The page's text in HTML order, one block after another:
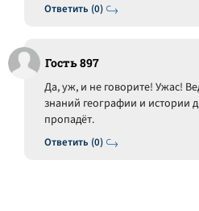
Ответить (0)
Гость 897
Ответить (0)
Да, уж, и не говорите! Ужас!
знаний географии и истории
пропадёт.